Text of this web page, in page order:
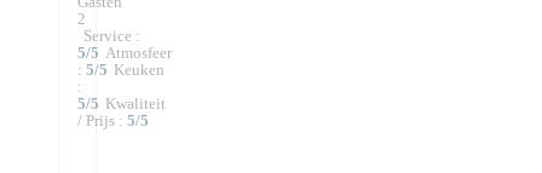
2
Service :
5/5 Atmosfeer
: 5/5 Keuken
:
5/5 Kwaliteit
/ Prijs : 5/5